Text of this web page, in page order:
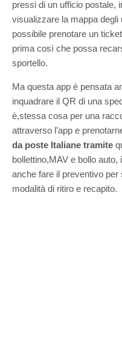
pressi di un ufficio postale,
visualizzare la mappa
possibile prenotare un
prima così che possa
sportello.
Ma questa app è pensata
inquadrare il QR di una
è,stessa cosa per una
attraverso l’app e
da poste Italiane tramite
bollettino,MAV e bollo auto, i
anche fare il preventivo
modalità di ritiro e recapito.